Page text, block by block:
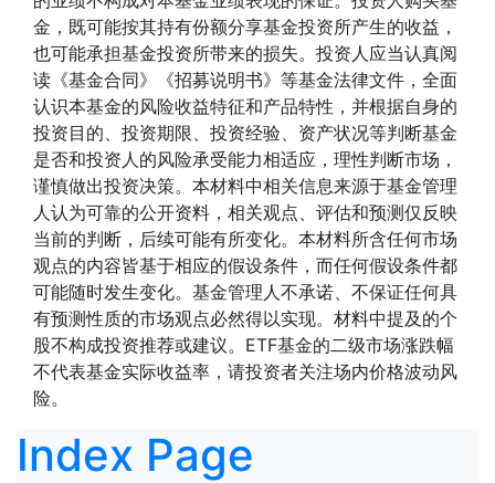
金，既可能按其持有份额分享基金投资所产生的收益，
也可能承担基金投资所带来的损失。投资人应当认真阅
读《基金合同》《招募说明书》等基金法律文件，全面
认识本基金的风险收益特征和产品特性，并根据自身的
投资目的、投资期限、投资经验、资产状况等判断基金
是否和投资人的风险承受能力相适应，理性判断市场，
谨慎做出投资决策。本材料中相关信息来源于基金管理
人认为可靠的公开资料，相关观点、评估和预测仅反映
当前的判断，后续可能有所变化。本材料所含任何市场
观点的内容皆基于相应的假设条件，而任何假设条件都
可能随时发生变化。基金管理人不承诺、不保证任何具
有预测性质的市场观点必然得以实现。材料中提及的个
股不构成投资推荐或建议。ETF基金的二级市场涨跌幅
不代表基金实际收益率，请投资者关注场内价格波动风
险。
Index Page